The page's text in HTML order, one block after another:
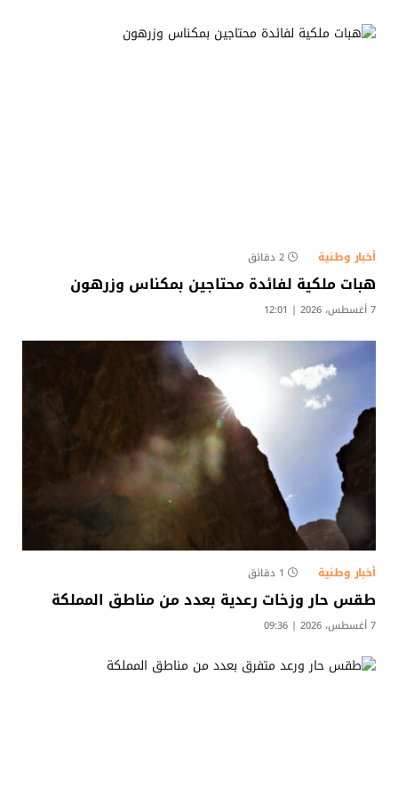
أخبار وطنية 2 دقائق
هبات ملكية لفائدة محتاجين بمكناس وزرهون
7 أغسطس، 2026 | 12:01
أخبار وطنية 1 دقائق
طقس حار وزخات رعدية بعدد من مناطق المملكة
7 أغسطس، 2026 | 09:36